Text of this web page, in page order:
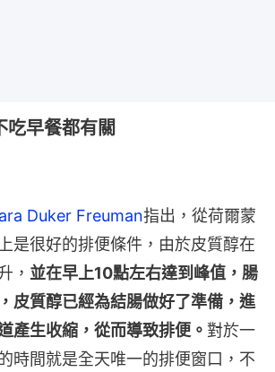
吃早餐都有關
Duker Freuman指出，從荷爾蒙
是很好的排便條件，由於皮質醇在
， 並在早上10點左右達到峰值，腸
皮質醇已經為結腸做好了準備，進
產生收縮，從而導致排便。 對於一
時間就是全天唯一的排便窗口，不